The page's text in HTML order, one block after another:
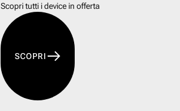
Scopri tutti i device in offerta
SCOPRI